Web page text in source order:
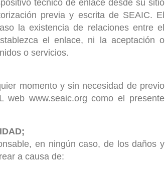
técnico de enlace desde su sitio
previa y escrita de SEAIC. El
la existencia de relaciones entre el
el enlace, ni la aceptación o
o servicios.
momento y sin necesidad de previo
web www.seaic.org como el presente
en ningún caso, de los daños y
a causa de: